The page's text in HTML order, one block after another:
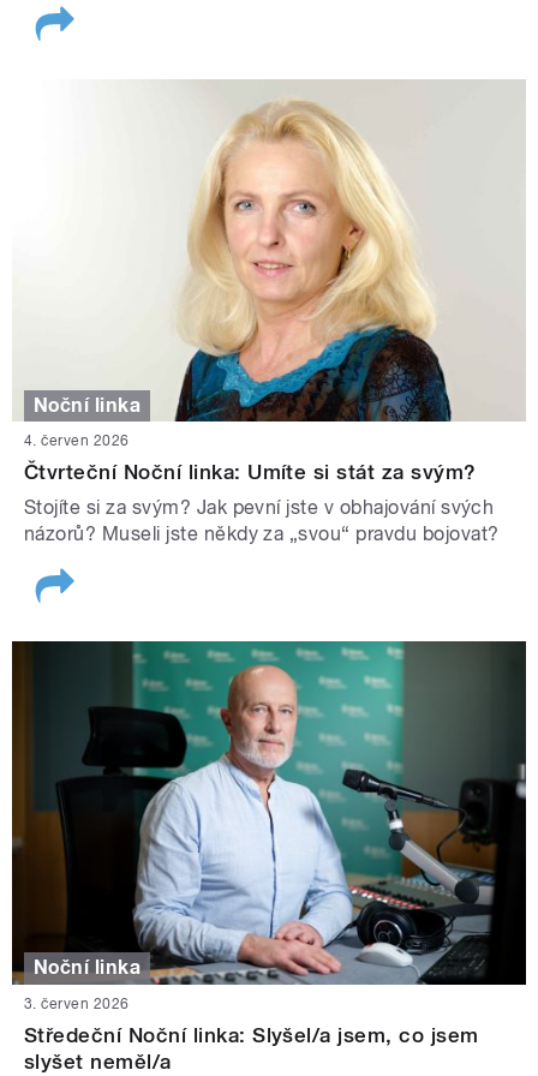
Noční linka
4. červen 2026
Čtvrteční Noční linka: Umíte si stát za svým?
Stojíte si za svým? Jak pevní jste v obhajování svých
názorů? Museli jste někdy za „svou“ pravdu bojovat?
Noční linka
3. červen 2026
Středeční Noční linka: Slyšel/a jsem, co jsem
slyšet neměl/a